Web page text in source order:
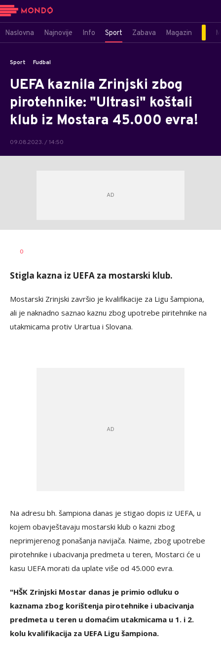
Naslovna Najnovije Info Sport Zabava Magazin
Sport Fudbal
UEFA kaznila Zrinjski zbog
pirotehnike: "Ultrasi" koštali
klub iz Mostara 45.000 evra!
09.08.2023. / 14:50
AUTOR
0
Stigla kazna iz UEFA za mostarski klub.
Mostarski Zrinjski završio je kvalifikacije za Ligu šampiona,
ali je naknadno saznao kaznu zbog upotrebe piritehnike na
utakmicama protiv Urartua i Slovana.
Na adresu bh. šampiona danas je stigao dopis iz UEFA, u
kojem obavještavaju mostarski klub o kazni zbog
neprimjerenog ponašanja navijača. Naime, zbog upotrebe
pirotehnike i ubacivanja predmeta u teren, Mostarci će u
kasu UEFA morati da uplate više od 45.000 evra.
"HŠK Zrinjski Mostar danas je primio odluku o
kaznama zbog korištenja pirotehnike i ubacivanja
predmeta u teren u domaćim utakmicama u 1. i 2.
kolu kvalifikacija za UEFA Ligu šampiona.